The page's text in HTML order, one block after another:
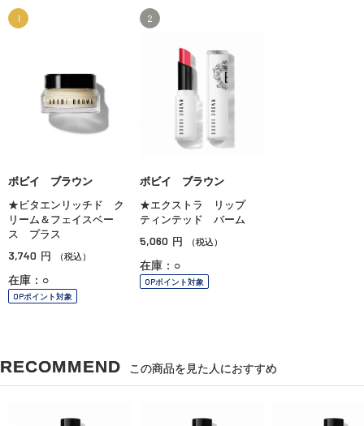
1
ボビイ ブラウン
★ビタエンリッチド ク
リーム＆フェイスベー
ス プラス
3,740 円 （税込）
在庫：○
OPポイント対象
2
ボビイ ブラウン
★エクストラ リップ
ティンテッド バーム
5,060 円 （税込）
在庫：○
OPポイント対象
RECOMMEND この商品を見た人におすすめ